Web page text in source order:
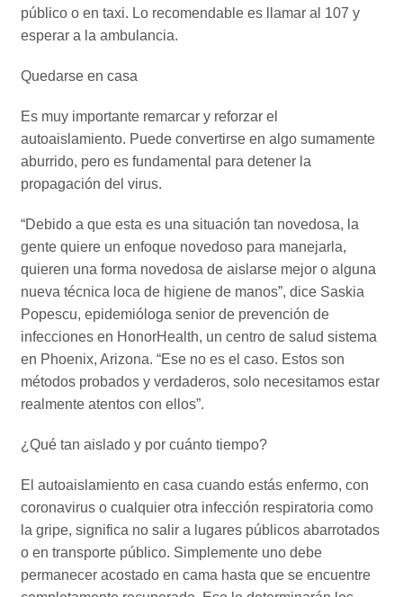
público o en taxi. Lo recomendable es llamar al 107 y
esperar a la ambulancia.
Quedarse en casa
Es muy importante remarcar y reforzar el
autoaislamiento. Puede convertirse en algo sumamente
aburrido, pero es fundamental para detener la
propagación del virus.
“Debido a que esta es una situación tan novedosa, la
gente quiere un enfoque novedoso para manejarla,
quieren una forma novedosa de aislarse mejor o alguna
nueva técnica loca de higiene de manos”, dice Saskia
Popescu, epidemióloga senior de prevención de
infecciones en HonorHealth, un centro de salud sistema
en Phoenix, Arizona. “Ese no es el caso. Estos son
métodos probados y verdaderos, solo necesitamos estar
realmente atentos con ellos”.
¿Qué tan aislado y por cuánto tiempo?
El autoaislamiento en casa cuando estás enfermo, con
coronavirus o cualquier otra infección respiratoria como
la gripe, significa no salir a lugares públicos abarrotados
o en transporte público. Simplemente uno debe
permanecer acostado en cama hasta que se encuentre